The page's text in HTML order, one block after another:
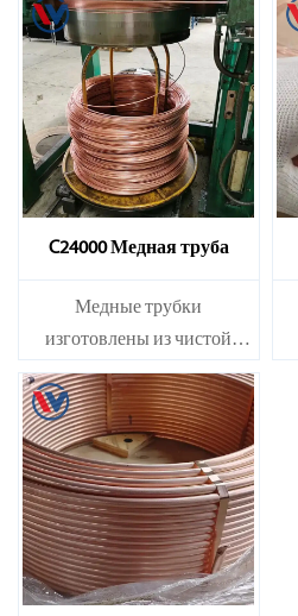
C24000 Медная труба
Медные трубки
изготовлены из чистой
электролизной меди. Они
имеют точный размер и
гладкую поверхность.
Кроме того, они обладают
хорошей
теплопроводностью. Таким
образом, они широко
используются для